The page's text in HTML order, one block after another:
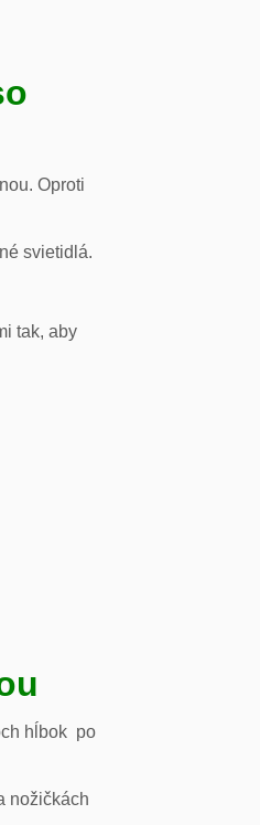
Oproti
svietidlá.
tak, aby
hĺbok po
nožičkách